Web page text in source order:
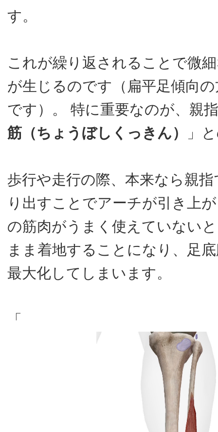
す。
これが繰り返されることで微
が生じるのです（扁平足傾向
です）。 特に重要なのが、親
筋（ちょうぼしくっきん）
」
歩行や走行の際、本来なら親
り出すことでアーチが引き上
の筋肉がうまく使えていない
まま着地することになり、足
最大化してしまいます。